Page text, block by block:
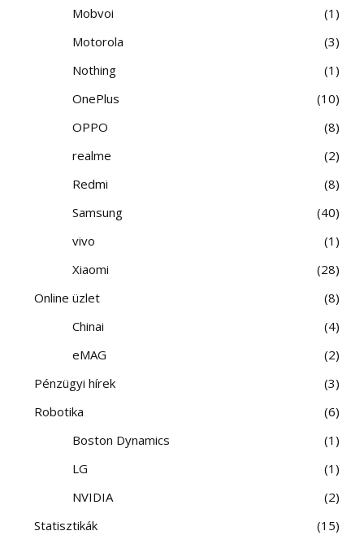
Mobvoi
1
Motorola
3
Nothing
1
OnePlus
10
OPPO
8
realme
2
Redmi
8
Samsung
40
vivo
1
Xiaomi
28
Online üzlet
8
Chinai
4
eMAG
2
Pénzügyi hírek
3
Robotika
6
Boston Dynamics
1
LG
1
NVIDIA
2
Statisztikák
15